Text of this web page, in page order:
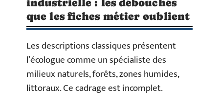
industrielle : les débouchés
que les fiches métier oublient
Les descriptions classiques présentent
l’écologue comme un spécialiste des
milieux naturels, forêts, zones humides,
littoraux. Ce cadrage est incomplet.